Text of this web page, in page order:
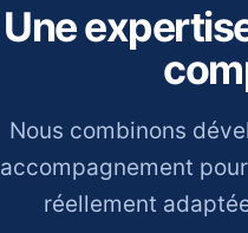
Une
Nous combinons
accompagnement
réellement